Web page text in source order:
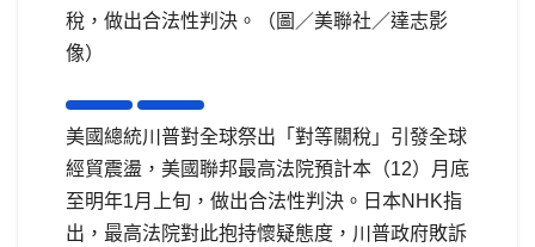
稅，做出合法性判決。（圖／美聯社／達志影
像）
美國總統川普對全球祭出「對等關稅」引發全球
經貿震盪，美國聯邦最高法院預計本（12）月底
至明年1月上旬，做出合法性判決。日本NHK指
出，最高法院對此抱持懷疑態度，川普政府敗訴